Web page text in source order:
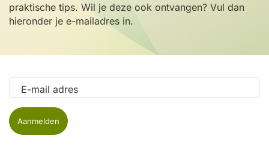
praktische tips. Wil je deze ook ontvangen? Vul dan
hieronder je e-mailadres in.
E-mail adres